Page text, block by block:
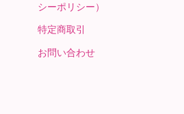
シーポリシー）
特定商取引
お問い合わせ